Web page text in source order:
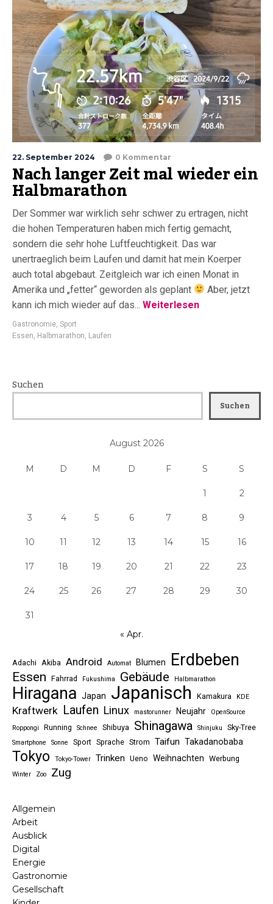
22. September 2024 0 Kommentar
Nach langer Zeit mal wieder ein
Halbmarathon
Der Sommer war wirklich sehr schwer zu ertragen, nicht
die hohen Temperaturen haben mich fertig gemacht,
sondern die sehr hohe Luftfeuchtigkeit. Das war
unertraeglich beim Laufen und damit hat mein Koerper
auch total abgebaut. Zeitgleich war ich einen Monat in
Amerika und „fetter“ geworden als geplant
Aber, jetzt
kann ich mich wieder auf das... Weiterlesen
Gastronomie, Sport
Essen, Halbmarathon, Laufen
Suchen
Suchen
August 2026
M D M D F S S
1 2
3 4 5 6 7 8 9
10 11 12 13 14 15 16
17 18 19 20 21 22 23
24 25 26 27 28 29 30
31
« Apr.
Adachi Akiba Android Automat Blumen Erdbeben
Essen Fahrrad Fukushima Gebäude Halbmarathon
Hiragana Japan Japanisch Kamakura KDE
Kraftwerk Laufen Linux mastorunner Neujahr
OpenSource
Roppongi
Running Schnee Shibuya Shinagawa Shinjuku Sky-Tree
Smartphone Sonne Sport Sprache Strom Taifun Takadanobaba
Tokyo Tokyo-Tower Trinken Ueno Weihnachten Werbung
Winter Zoo Zug
Allgemein
Arbeit
Ausblick
Digital
Energie
Gastronomie
Gesellschaft